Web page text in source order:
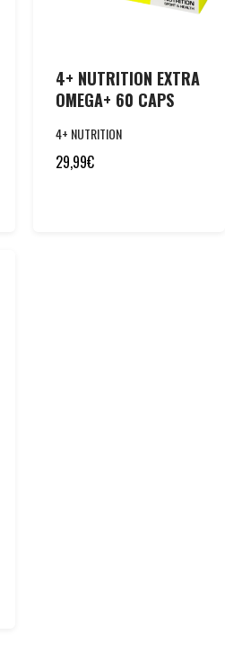
4+ NUTRITION EXTRA
OMEGA+ 60 CAPS
4+ NUTRITION
29,99€